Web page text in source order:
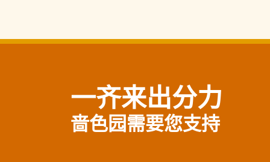
一齐来出分力
啬色园需要您支持